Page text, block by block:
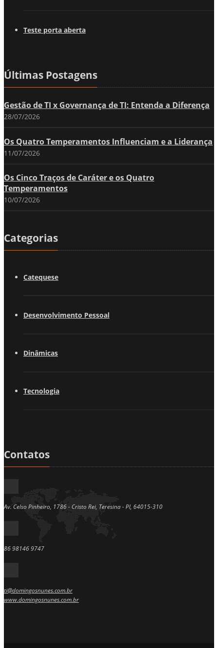
Teste porta aberta
Últimas Postagens
Gestão de TI x Governança de TI: Entenda a Diferença
28/07/2026
Os Quatro Temperamentos Influenciam e a Liderança
11/07/2026
Os Cinco Traços de Caráter e os Quatro
Temperamentos
10/07/2026
Categorias
Catequese
Desenvolvimento Pessoal
Dinâmicas
Tecnologia
Contatos
Av. Celso Pinheiro, 1786 - Cristo Rei, Teresina - PI, 64015-310
86 98146 9747
ti@domingosnunes.com.br
www.domingosnunes.com.br